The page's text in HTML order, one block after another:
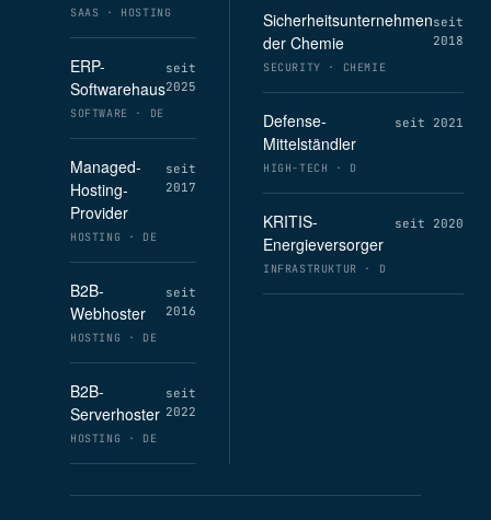
SAAS · HOSTING
ERP-
Softwarehaus
seit
2025
SOFTWARE · DE
Managed-
Hosting-
Provider
seit
2017
HOSTING · DE
B2B-
Webhoster
seit
2016
HOSTING · DE
B2B-
Serverhoster
seit
2022
HOSTING · DE
Sicherheitsunternehmen
der Chemie
seit
2018
SECURITY · CHEMIE
Defense-
Mittelständler
seit 2021
HIGH-TECH · D
KRITIS-
Energieversorger
seit 2020
INFRASTRUKTUR · D